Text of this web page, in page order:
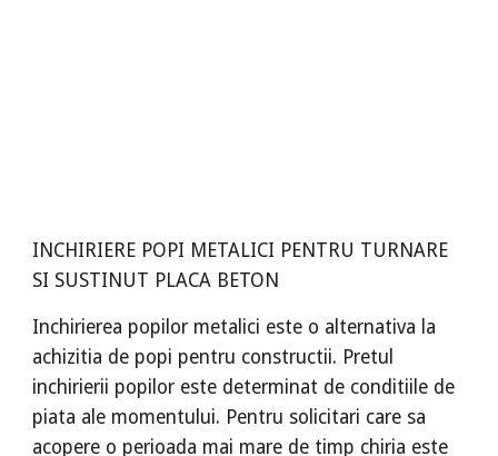
INCHIRIERE POPI METALICI PENTRU TURNARE
SI SUSTINUT PLACA BETON
Inchirierea popilor metalici este o alternativa la
achizitia de popi pentru constructii. Pretul
inchirierii popilor este determinat de conditiile de
piata ale momentului. Pentru solicitari care sa
acopere o perioada mai mare de timp chiria este